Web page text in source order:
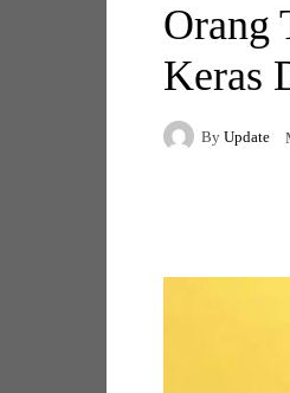
Orang
Keras
By Update